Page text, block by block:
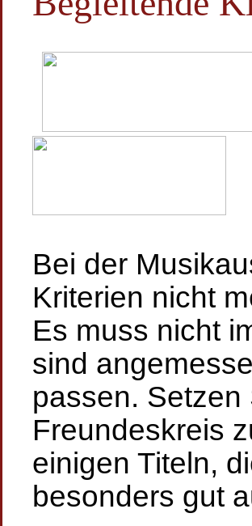
Bei der
Kriterien nicht
Es muss nicht
sind
passen.
Freundeskreis
einigen Titeln,
besonders gut